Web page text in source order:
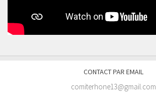
CONTACT PAR EMAIL
comiterhone13@gmail.com